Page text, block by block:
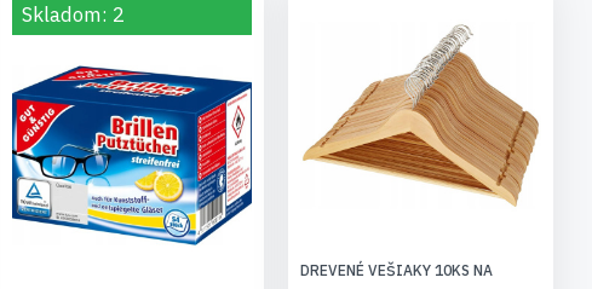
Skladom: 2
DREVENÉ VEŠIAKY 10KS NA